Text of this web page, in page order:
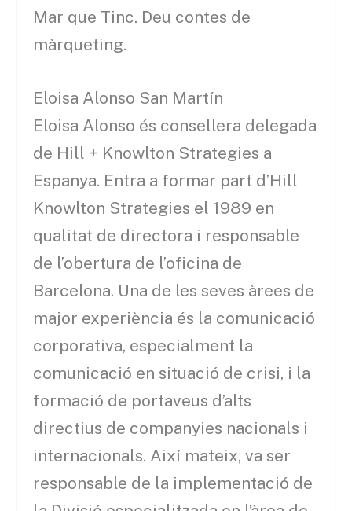
Mar que Tinc. Deu contes de
màrqueting.
Eloisa Alonso San Martín
Eloisa Alonso és consellera delegada
de Hill + Knowlton Strategies a
Espanya. Entra a formar part d’Hill
Knowlton Strategies el 1989 en
qualitat de directora i responsable
de l’obertura de l’oficina de
Barcelona. Una de les seves àrees de
major experiència és la comunicació
corporativa, especialment la
comunicació en situació de crisi, i la
formació de portaveus d’alts
directius de companyies nacionals i
internacionals. Així mateix, va ser
responsable de la implementació de